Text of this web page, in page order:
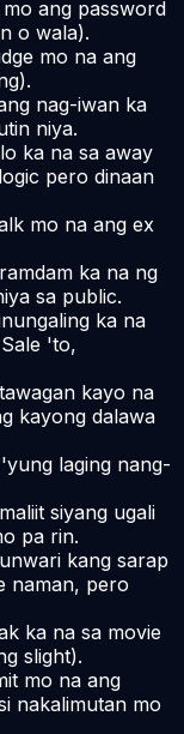
ang password
o wala).
mo na ang
nag-iwan ka
niya.
ka na sa away
pero dinaan
mo na ang ex
ka na ng
sa public.
ka na
'to,
kayo na
kayong dalawa
laging nang-
siyang ugali
pa rin.
kang sarap
naman, pero
ka na sa movie
slight).
mo na ang
nakalimutan mo